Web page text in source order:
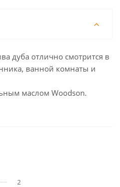
дуба отлично смотрится в
ванной комнаты и
маслом Woodson.
2